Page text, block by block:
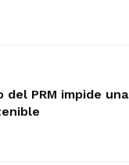
PRM impide una